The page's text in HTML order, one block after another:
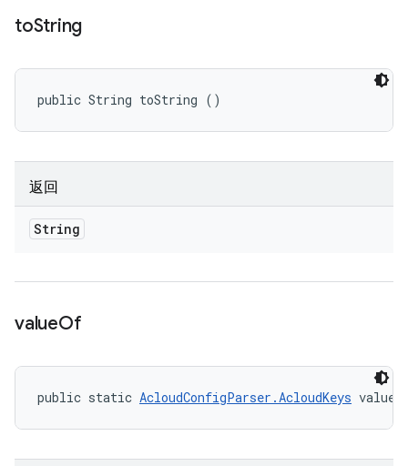
toString
public String toString ()
返回
String
valueOf
public static AcloudConfigParser.AcloudKeys